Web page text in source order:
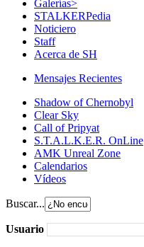
Galerías>
STALKERPedia
Noticiero
Staff
Acerca de SH
Mensajes Recientes
Shadow of Chernobyl
Clear Sky
Call of Pripyat
S.T.A.L.K.E.R. OnLine
AMK Unreal Zone
Calendarios
Vídeos
Buscar...
Usuario